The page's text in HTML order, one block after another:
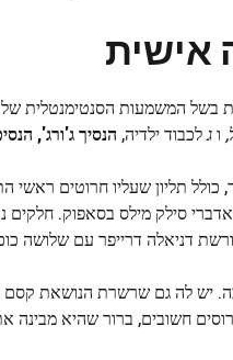
בשל המשמעות הסנטימנטלית
וגלכבוד ילדיה, הנסיך ג'ורג',
כולל תליון שעליו חרוטים
סילק מילס בסאפוק.
דניאלה דרייפר עם שלושה
יש לה גם שרשרת הנושאת
חשובים, ברור שהיא